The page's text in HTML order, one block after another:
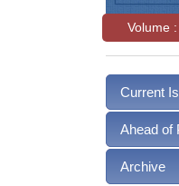
Volume :
Current
Ahead of
Archive